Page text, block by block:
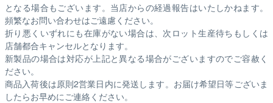
となる場合もございます。 当店からの経過報告はいたしかねます。
頻繁なお問い合わせはご遠慮ください。
折り悪くいずれにも在庫がない場合は、次ロット生産待ちもしくは
店舗都合キャンセルとなります。
新製品の場合は対応が上記と異なる場合がございますのでご容赦く
ださい。
商品入荷後は原則2営業日内に発送します。お届け希望日等ございま
したらお早めにご連絡ください。